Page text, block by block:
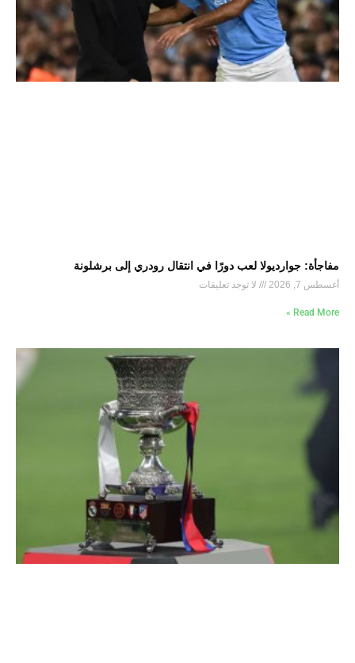
مفاجأة: جوارديولا لعب دورًا في انتقال رودري إلى برشلونة
أغسطس 7, 2026 لا توجد تعليقات
Read More »